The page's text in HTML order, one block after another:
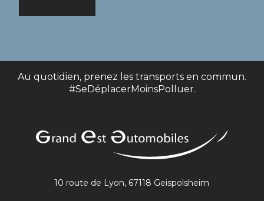
Au quotidien, prenez les transports en commun.
#SeDéplacerMoinsPolluer.
10 route de Lyon, 67118 Geispolsheim